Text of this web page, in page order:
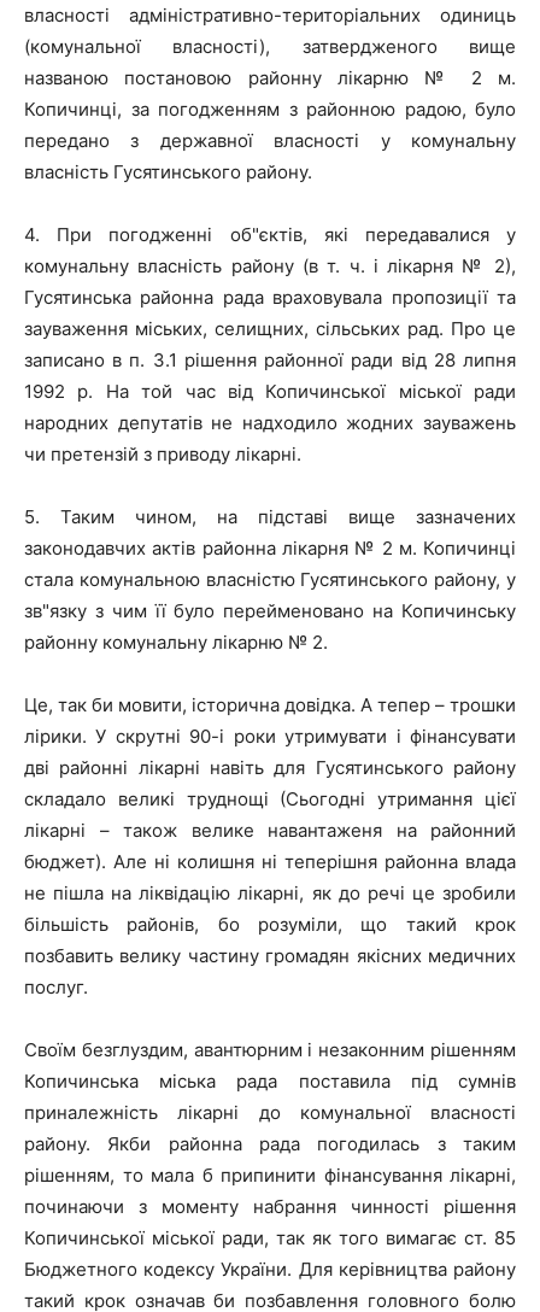
власності адміністративно-територіальних одиниць
(комунальної власності), затвердженого вище
названою постановою районну лікарню № 2 м.
Копичинці, за погодженням з районною радою, було
передано з державної власності у комунальну
власність Гусятинського району.
4. При погодженні об"єктів, які передавалися у
комунальну власність району (в т. ч. і лікарня № 2),
Гусятинська районна рада враховувала пропозиції та
зауваження міських, селищних, сільських рад. Про це
записано в п. 3.1 рішення районної ради від 28 липня
1992 р. На той час від Копичинської міської ради
народних депутатів не надходило жодних зауважень
чи претензій з приводу лікарні.
5. Таким чином, на підставі вище зазначених
законодавчих актів районна лікарня № 2 м. Копичинці
стала комунальною власністю Гусятинського району, у
зв"язку з чим її було перейменовано на Копичинську
районну комунальну лікарню № 2.
Це, так би мовити, історична довідка. А тепер – трошки
лірики. У скрутні 90-і роки утримувати і фінансувати
дві районні лікарні навіть для Гусятинського району
складало великі труднощі (Сьогодні утримання цієї
лікарні – також велике навантаженя на районний
бюджет). Але ні колишня ні теперішня районна влада
не пішла на ліквідацію лікарні, як до речі це зробили
більшість районів, бо розуміли, що такий крок
позбавить велику частину громадян якісних медичних
послуг.
Своїм безглуздим, авантюрним і незаконним рішенням
Копичинська міська рада поставила під сумнів
приналежність лікарні до комунальної власності
району. Якби районна рада погодилась з таким
рішенням, то мала б припинити фінансування лікарні,
починаючи з моменту набрання чинності рішення
Копичинської міської ради, так як того вимагає ст. 85
Бюджетного кодексу України. Для керівництва району
такий крок означав би позбавлення головного болю